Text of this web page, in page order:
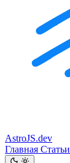
AstroJS.dev
Главная Статьи